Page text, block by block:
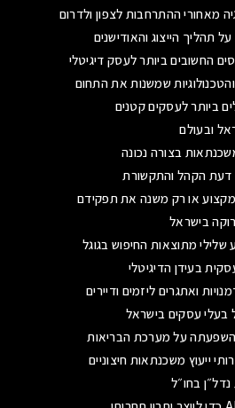
מאחורי ההתרחבות לצפון ולדרום
תהליך הייצוג והאודישנים
החשובים ביותר לעסק דיגיטלי
שמשנות את התחום
ביותר לעסקים קטנים
ובעולם
בצורה נכונה
הקהל והתקשורת
מקצוע או רק משנה את תפקידם
בישראל
שלילי מתוצאות החיפוש בגוגל
בעידן הדיגיטלי
ואתגרים ליזמים ודיירים
בעלי עסקים בישראל
על מערכת הבריאות
ייעוץ משכנתאות חיצוניים
בחו״ל